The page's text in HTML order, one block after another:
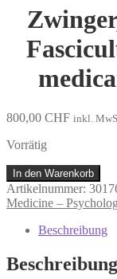
800,00 CHF inkl.
Vorrätig
Zwinger,
Theodor
(Hrsg.):
Dissertationum
selectiorum,
Menge
In den Warenkorb
Artikelnummer:
Medicine –
Beschreibung
Beschreibung